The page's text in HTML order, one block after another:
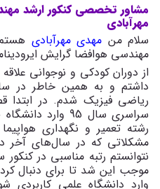
مشاور تخصصی کنکور ارشد
مهرآبادی
سلام من مهدی مهرآبادی
مهندسی هوافضا گرایش
از دوران کودکی و نوجوانی
داشتم و به همین خاطر در
ریاضی فیزیک شدم. در ابتدا
سراسری سال 95
رشته تعمیر و نگهداری
مشکلاتی که در سال‌های آخر
نتوانستم رتبه مناسبی در
موجب این شد تا برای دنبال
وارد دانشگاه علمی کاربردی